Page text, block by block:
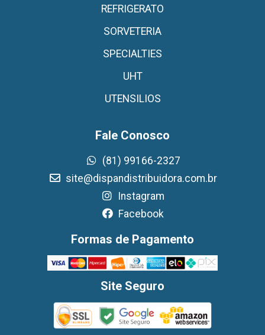
REFRIGERATO
SORVETERIA
SPECIALTIES
UHT
UTENSILIOS
Fale Conosco
(81) 99166-2327
site@dispandistribuidora.com.br
Instagram
Facebook
Formas de Pagamento
Site Seguro